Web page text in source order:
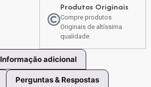
Produtos Originais
Compre produtos
Originais de altíssima
qualidade.
Informação adicional
Perguntas & Respostas